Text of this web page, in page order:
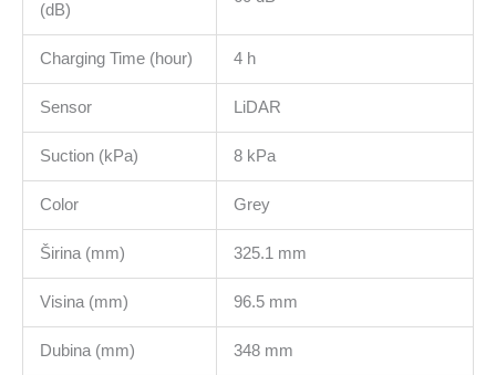
(dB)
Charging Time (hour) 4 h
Sensor LiDAR
Suction (kPa) 8 kPa
Color Grey
Širina (mm) 325.1 mm
Visina (mm) 96.5 mm
Dubina (mm) 348 mm